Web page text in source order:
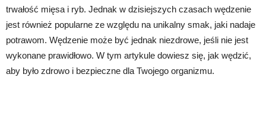
trwałość mięsa i ryb. Jednak w dzisiejszych czasach wędzenie
jest również popularne ze względu na unikalny smak, jaki nadaje
potrawom. Wędzenie może być jednak niezdrowe, jeśli nie jest
wykonane prawidłowo. W tym artykule dowiesz się, jak wędzić,
aby było zdrowo i bezpieczne dla Twojego organizmu.